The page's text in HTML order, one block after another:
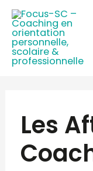
Les